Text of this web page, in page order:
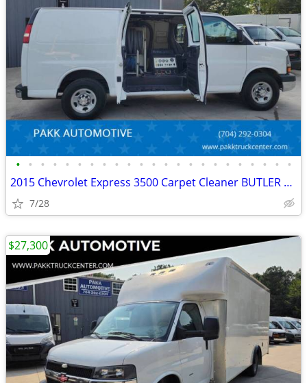
• • • • • • • • • • • • • • • • • • • • • • •
2015 Chevrolet Express 3500 Carpet Cleaner BUTLER CLEANING SYSTEM
7/28
$27,300